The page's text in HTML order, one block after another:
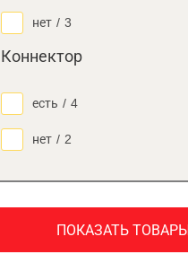
нет / 3
Коннектор
есть / 4
нет / 2
ПОКАЗАТЬ ТОВАРЫ